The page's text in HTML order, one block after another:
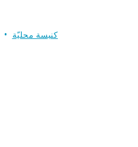
كنيسة محليّة